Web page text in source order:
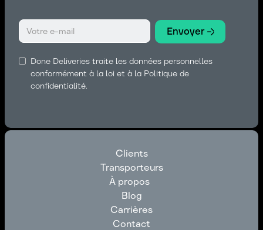
Done Deliveries traite les données personnelles
conformément à la loi et à la Politique de
confidentialité.
Clients
Clients
Transporteurs
Transporteurs
À propos
À propos
Blog
Blog
Carrières
Carrières
Contact